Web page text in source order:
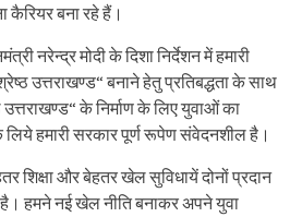
कैरियर बना रहे हैं।
नरेन्द्र मोदी के दिशा निर्देशन में हमारी
उत्तराखण्ड“ बनाने हेतु प्रतिबद्धता के साथ
उत्तराखण्ड“ के निर्माण के लिए युवाओं का
हमारी सरकार पूर्ण रूपेण संवेदनशील है।
शिक्षा और बेहतर खेल सुविधायें दोनों प्रदान
हमने नई खेल नीति बनाकर अपने युवा